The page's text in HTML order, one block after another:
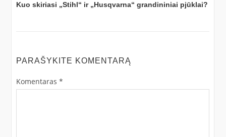
Kuo skiriasi „Stihl“ ir „Husqvarna“ grandininiai pjūklai?
PARAŠYKITE KOMENTARĄ
Komentaras *